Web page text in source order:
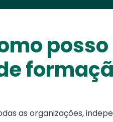
as organizações,